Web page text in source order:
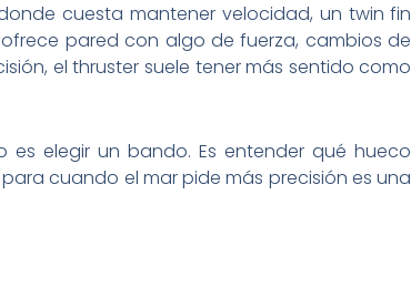
cuesta mantener velocidad, un twin fin
pared con algo de fuerza, cambios de
el thruster suele tener más sentido como
es elegir un bando. Es entender qué hueco
cuando el mar pide más precisión es una